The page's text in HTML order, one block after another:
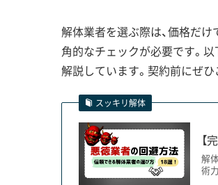
もし解体後の整地や新しい家
事故につながりかねません。
もあります。万が一、重機で
き起こします。
だからこそ、長生村で地面を
解体業者を選ぶ際は、価格だけ
角的なチェックが必要です。以
解説しています。契約前にぜひ
スッキリ解体
【
解
術